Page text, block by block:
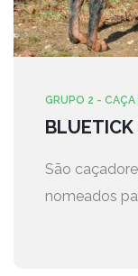
GRUPO 2 - CAÇA
BLUETICK
São
nomeados